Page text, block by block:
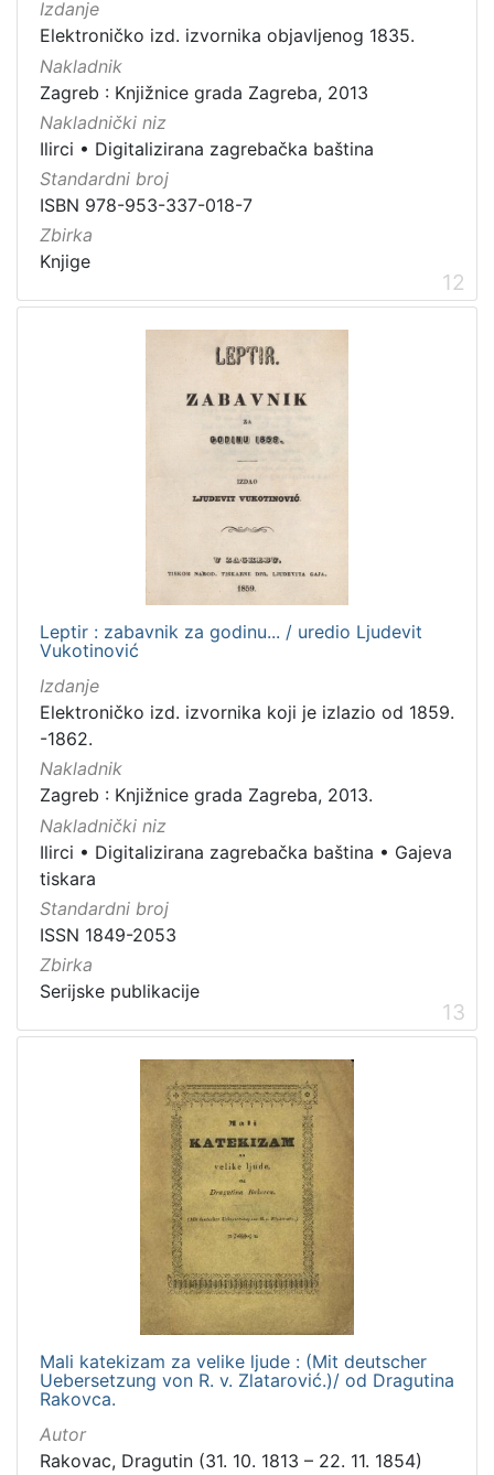
Izdanje
Elektroničko izd. izvornika objavljenog 1835.
Nakladnik
Zagreb : Knjižnice grada Zagreba, 2013
Nakladnički niz
Ilirci • Digitalizirana zagrebačka baština
Standardni broj
ISBN 978-953-337-018-7
Zbirka
Knjige
12
Leptir : zabavnik za godinu... / uredio Ljudevit
Vukotinović
Izdanje
Elektroničko izd. izvornika koji je izlazio od 1859.
-1862.
Nakladnik
Zagreb : Knjižnice grada Zagreba, 2013.
Nakladnički niz
Ilirci • Digitalizirana zagrebačka baština • Gajeva
tiskara
Standardni broj
ISSN 1849-2053
Zbirka
Serijske publikacije
13
Mali katekizam za velike ljude : (Mit deutscher
Uebersetzung von R. v. Zlatarović.)/ od Dragutina
Rakovca.
Autor
Rakovac, Dragutin (31. 10. 1813 – 22. 11. 1854)